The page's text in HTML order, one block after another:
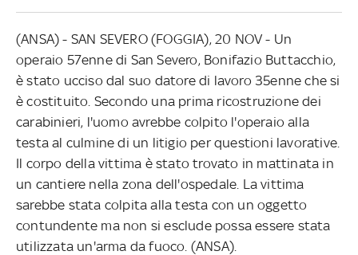
(ANSA) - SAN SEVERO (FOGGIA), 20 NOV - Un
operaio 57enne di San Severo, Bonifazio Buttacchio,
è stato ucciso dal suo datore di lavoro 35enne che si
è costituito. Secondo una prima ricostruzione dei
carabinieri, l'uomo avrebbe colpito l'operaio alla
testa al culmine di un litigio per questioni lavorative.
Il corpo della vittima è stato trovato in mattinata in
un cantiere nella zona dell'ospedale. La vittima
sarebbe stata colpita alla testa con un oggetto
contundente ma non si esclude possa essere stata
utilizzata un'arma da fuoco. (ANSA).